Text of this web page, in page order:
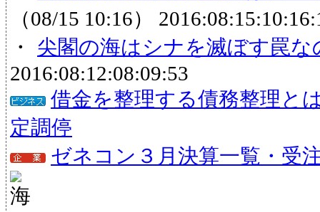
（08/15 10:16）
・ 尖閣の海はシナを滅ぼす罠な
2016:08:12:08:09:53
借金を整理する債務整理と
定調停
ゼネコン３月決算一覧・受